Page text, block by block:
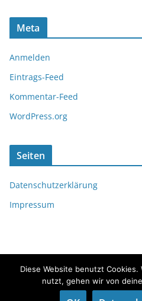
Meta
Anmelden
Eintrags-Feed
Kommentar-Feed
WordPress.org
Seiten
Datenschutzerklärung
Impressum
Copyright © 2026
Diese Website benutzt
nutzt, gehen wir von